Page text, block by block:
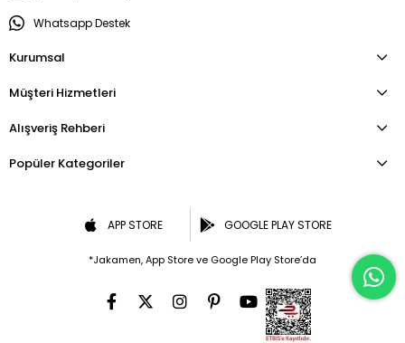
Whatsapp Destek
Kurumsal
Müşteri Hizmetleri
Alışveriş Rehberi
Popüler Kategoriler
APP STORE GOOGLE PLAY STORE
*Jakamen, App Store ve Google Play Store’da